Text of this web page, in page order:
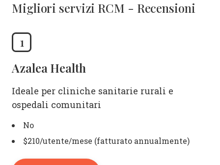
Migliori servizi RCM - Recensioni
1
Azalea Health
Ideale per cliniche sanitarie rurali e
ospedali comunitari
No
$210/utente/mese (fatturato annualmente)